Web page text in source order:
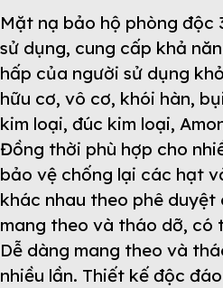
Mặt nạ bảo hộ phòng độc
sử dụng, cung cấp khả
hấp của người sử dụng
hữu cơ, vô cơ, khói hàn,
kim loại, đúc kim loại,
Đồng thời phù hợp cho
bảo vệ chống lại các hạt
khác nhau theo phê duyệt
mang theo và tháo dỡ, có
Dễ dàng mang theo và
nhiều lần. Thiết kế độc